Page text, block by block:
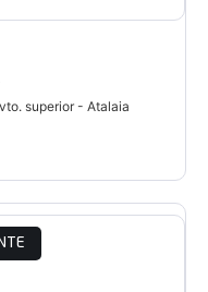
superior - Atalaia